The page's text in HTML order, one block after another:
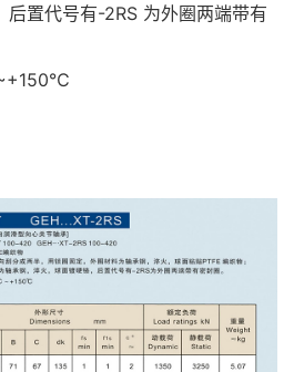
后置代号有-2RS 为外圈两端带有